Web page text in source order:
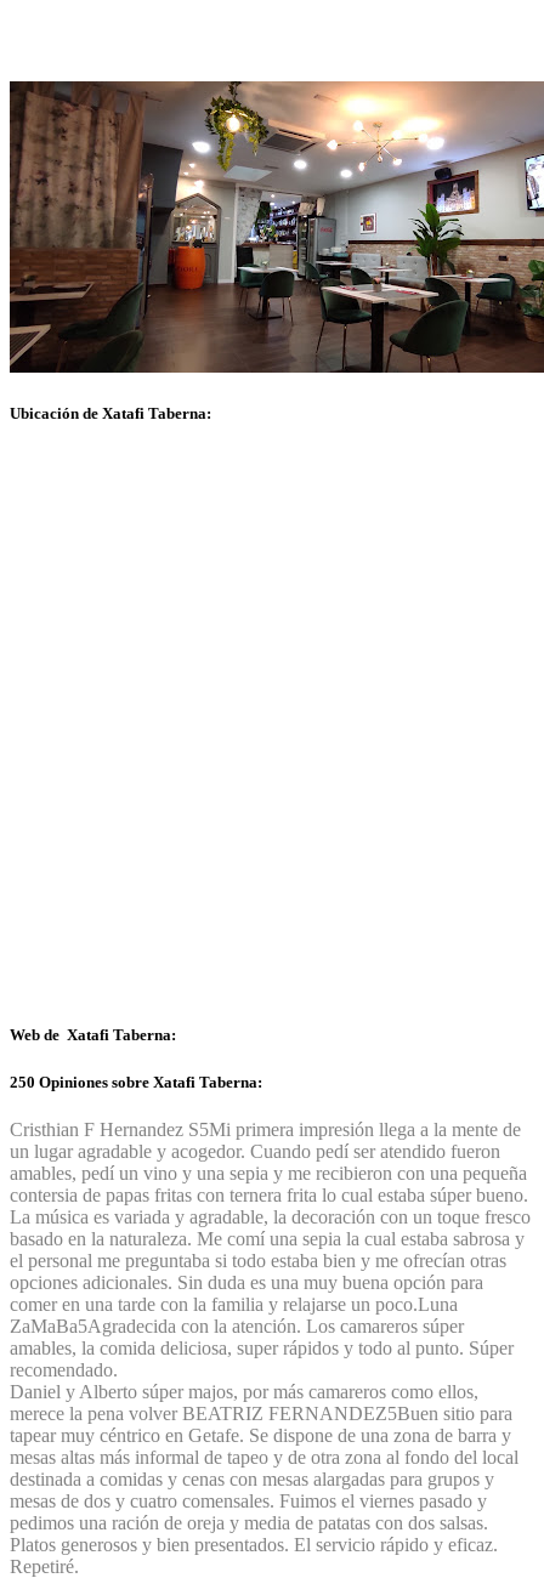
Ubicación de Xatafi Taberna:
Web de Xatafi Taberna:
250 Opiniones sobre Xatafi Taberna:
Cristhian F Hernandez S5Mi primera impresión llega a la mente de
un lugar agradable y acogedor. Cuando pedí ser atendido fueron
amables, pedí un vino y una sepia y me recibieron con una pequeña
contersia de papas fritas con ternera frita lo cual estaba súper bueno.
La música es variada y agradable, la decoración con un toque fresco
basado en la naturaleza. Me comí una sepia la cual estaba sabrosa y
el personal me preguntaba si todo estaba bien y me ofrecían otras
opciones adicionales. Sin duda es una muy buena opción para
comer en una tarde con la familia y relajarse un poco.Luna
ZaMaBa5Agradecida con la atención. Los camareros súper
amables, la comida deliciosa, super rápidos y todo al punto. Súper
recomendado.
Daniel y Alberto súper majos, por más camareros como ellos,
merece la pena volver BEATRIZ FERNANDEZ5Buen sitio para
tapear muy céntrico en Getafe. Se dispone de una zona de barra y
mesas altas más informal de tapeo y de otra zona al fondo del local
destinada a comidas y cenas con mesas alargadas para grupos y
mesas de dos y cuatro comensales. Fuimos el viernes pasado y
pedimos una ración de oreja y media de patatas con dos salsas.
Platos generosos y bien presentados. El servicio rápido y eficaz.
Repetiré.